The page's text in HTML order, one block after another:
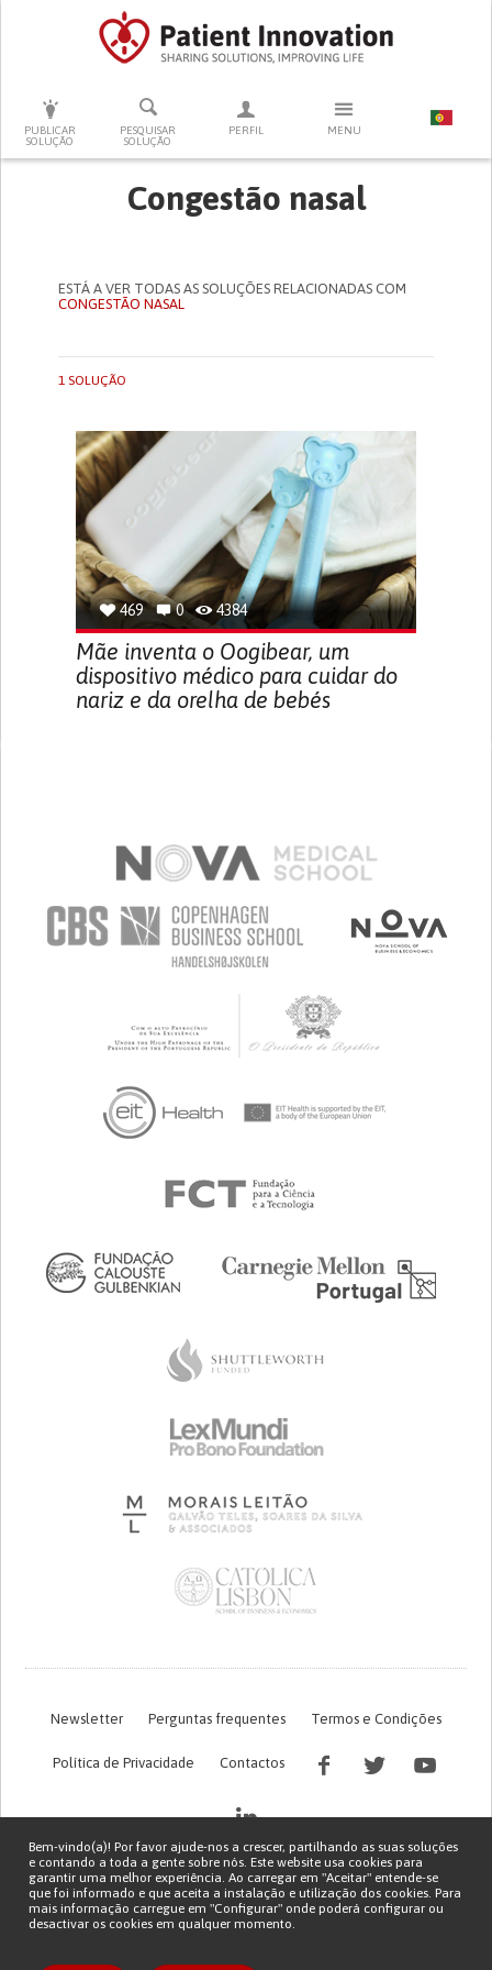
PUBLICAR
SOLUÇÃO
PESQUISAR
SOLUÇÃO
PERFIL MENU
PRESSIONE ENTER PARA PESQUISAR
Congestão nasal
ESTÁ A VER TODAS AS SOLUÇÕES RELACIONADAS COM
CONGESTÃO NASAL
1 SOLUÇÃO
469 0 4384
Mãe inventa o Oogibear, um
dispositivo médico para cuidar do
nariz e da orelha de bebés
Newsletter Perguntas frequentes Termos e Condições
Política de Privacidade Contactos
Bem-vindo(a)! Por favor ajude-nos a crescer, partilhando as suas soluções
e contando a toda a gente sobre nós. Este website usa cookies para
garantir uma melhor experiência. Ao carregar em "Aceitar" entende-se
que foi informado e que aceita a instalação e utilização dos cookies. Para
mais informação carregue em "Configurar" onde poderá configurar ou
desactivar os cookies em qualquer momento.